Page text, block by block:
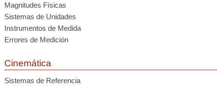
Magnitudes Físicas
Sistemas de Unidades
Instrumentos de Medida
Errores de Medición
Cinemática
Sistemas de Referencia